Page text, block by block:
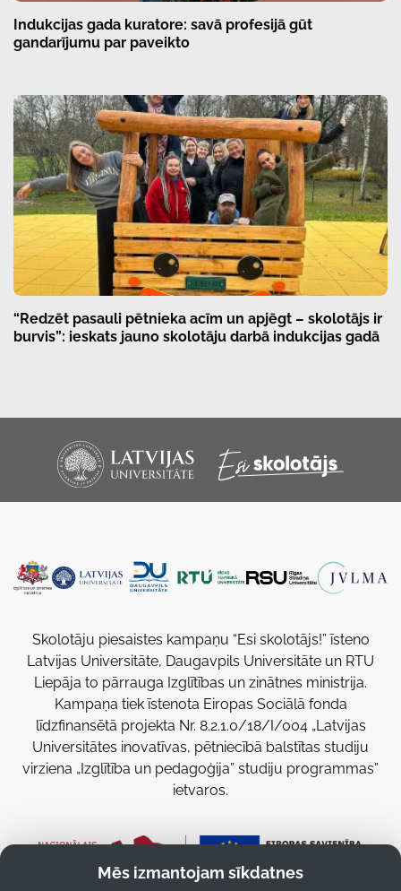
Indukcijas gada kuratore: savā profesijā gūt
gandarījumu par paveikto
“Redzēt pasauli pētnieka acīm un apjēgt – skolotājs ir
burvis”: ieskats jauno skolotāju darbā indukcijas gadā
Skolotāju piesaistes kampaņu “Esi skolotājs!” īsteno
Latvijas Universitāte, Daugavpils Universitāte un RTU
Liepāja to pārrauga Izglītības un zinātnes ministrija.
Kampaņa tiek īstenota Eiropas Sociālā fonda
līdzfinansētā projekta Nr. 8.2.1.0/18/I/004 „Latvijas
Universitātes inovatīvas, pētniecībā balstītas studiju
virziena „Izglītība un pedagoģija” studiju programmas”
ietvaros.
Mēs izmantojam sīkdatnes